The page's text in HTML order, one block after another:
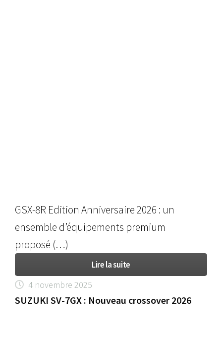
GSX-8R Edition Anniversaire 2026 : un
ensemble d’équipements premium
proposé (…)
Lire la suite
4 novembre 2025
SUZUKI SV-7GX : Nouveau crossover 2026